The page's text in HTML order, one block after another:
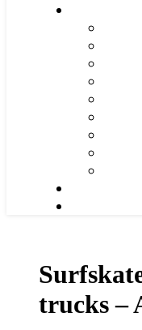
trucks –